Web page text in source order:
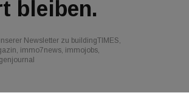
bleiben.
Newsletter zu buildingTIMES,
immo7news, immojobs,